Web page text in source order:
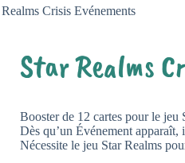
Realms Crisis Evénements
Star Realms
Booster de 12 cartes pour le jeu
Dès qu’un Événement apparaît,
Nécessite le jeu Star Realms